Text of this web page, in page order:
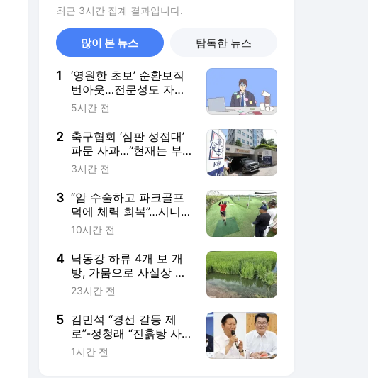
최근 3시간 집계 결과입니다.
많이 본 뉴스 탐독한 뉴스
1
‘영원한 초보’ 순환보직
번아웃…전문성도 자신
감도 사라져요 [.txt]
5시간 전
2 축구협회 ‘심판 성접대’
파문 사과…“현재는 부
적절 행위 없다”
3시간 전
3 “암 수술하고 파크골프
덕에 체력 회복”…시니어
전신 운동으로 각광
10시간 전
4 낙동강 하류 4개 보 개
방, 가뭄으로 사실상 실
패
23시간 전
5 김민석 “경선 갈등 제
로”-정청래 “진흙탕 사
과부터”…제주 순회경선
1시간 전